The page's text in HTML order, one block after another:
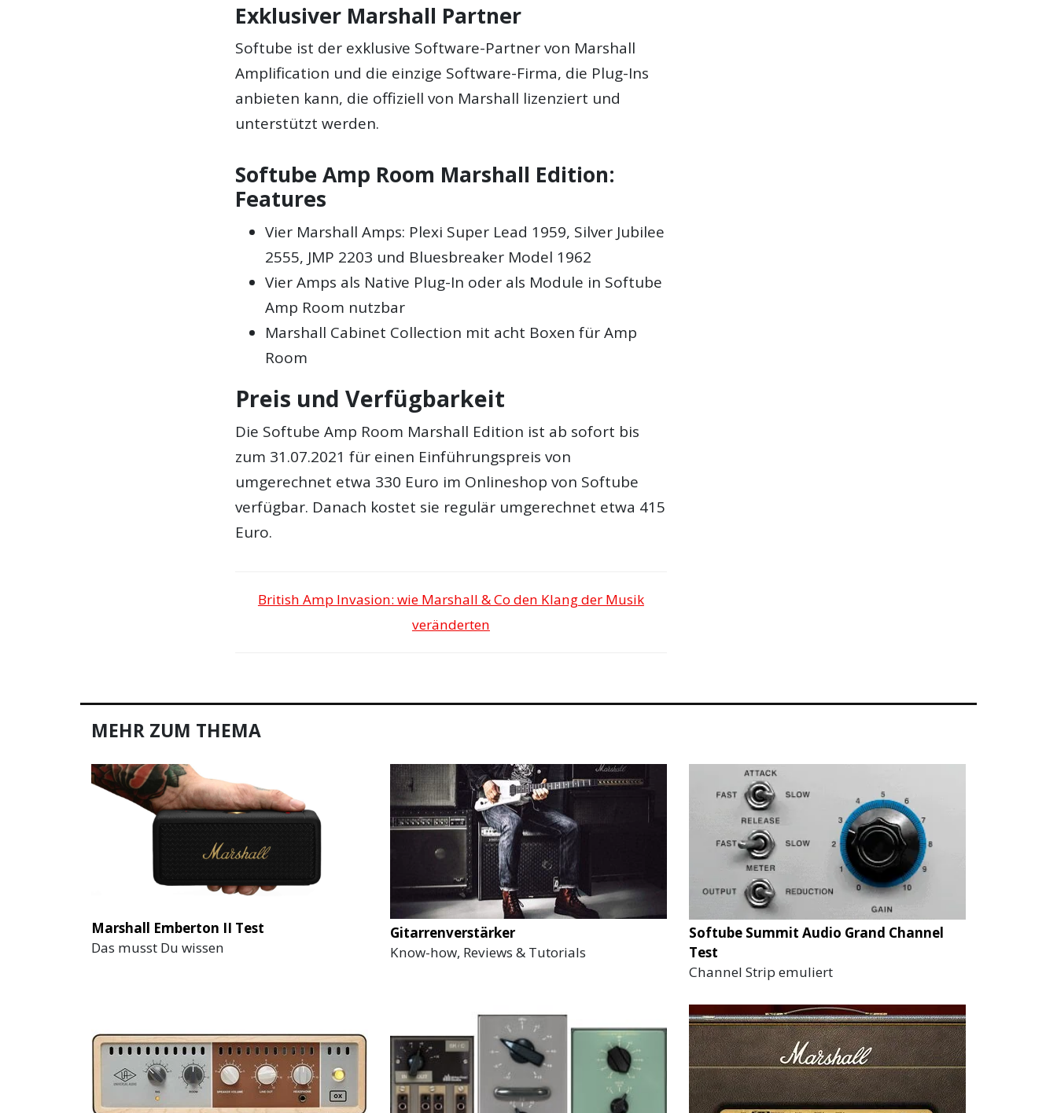
Exklusiver Marshall Partner
Softube ist der exklusive Software-Partner von Marshall
Amplification und die einzige Software-Firma, die Plug-Ins
anbieten kann, die offiziell von Marshall lizenziert und
unterstützt werden.
Softube Amp Room Marshall Edition:
Features
Vier Marshall Amps: Plexi Super Lead 1959, Silver Jubilee
2555, JMP 2203 und Bluesbreaker Model 1962
Vier Amps als Native Plug-In oder als Module in Softube
Amp Room nutzbar
Marshall Cabinet Collection mit acht Boxen für Amp
Room
Preis und Verfügbarkeit
Die Softube Amp Room Marshall Edition ist ab sofort bis
zum 31.07.2021 für einen Einführungspreis von
umgerechnet etwa 330 Euro im Onlineshop von Softube
verfügbar. Danach kostet sie regulär umgerechnet etwa 415
Euro.
British Amp Invasion: wie Marshall & Co den Klang der Musik
veränderten
MEHR ZUM THEMA
Marshall Emberton II Test
Das musst Du wissen
Gitarrenverstärker
Know-how, Reviews & Tutorials
Softube Summit Audio Grand Channel
Test
Channel Strip emuliert